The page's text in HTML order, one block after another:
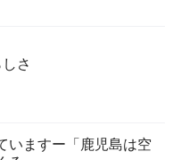
さ
いますー「鹿児島は空